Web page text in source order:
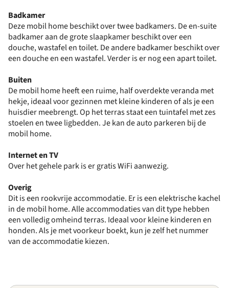
Badkamer
Deze mobil home beschikt over twee badkamers. De en-suite
badkamer aan de grote slaapkamer beschikt over een
douche, wastafel en toilet. De andere badkamer beschikt over
een douche en een wastafel. Verder is er nog een apart toilet.
Buiten
De mobil home heeft een ruime, half overdekte veranda met
hekje, ideaal voor gezinnen met kleine kinderen of als je een
huisdier meebrengt. Op het terras staat een tuintafel met zes
stoelen en twee ligbedden. Je kan de auto parkeren bij de
mobil home.
Internet en TV
Over het gehele park is er gratis WiFi aanwezig.
Overig
Dit is een rookvrije accommodatie. Er is een elektrische kachel
in de mobil home. Alle accommodaties van dit type hebben
een volledig omheind terras. Ideaal voor kleine kinderen en
honden. Als je met voorkeur boekt, kun je zelf het nummer
van de accommodatie kiezen.